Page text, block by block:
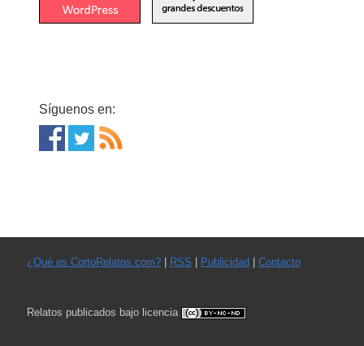
Síguenos en:
¿Qué es CortoRelatos.com?| RSS Publicidad Contacto
Relatos publicados bajo licencia